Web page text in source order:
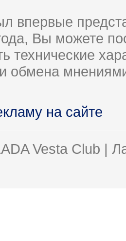
впервые
Вы можете
технические
обмена
на сайте
Vesta Club |